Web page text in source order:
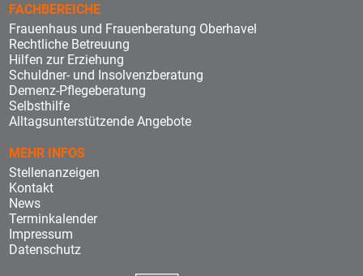
FACHBEREICHE
Frauenhaus und Frauenberatung Oberhavel
Rechtliche Betreuung
Hilfen zur Erziehung
Schuldner- und Insolvenzberatung
Demenz-Pflegeberatung
Selbsthilfe
Alltagsunterstützende Angebote
MEHR INFOS
Stellenanzeigen
Kontakt
News
Terminkalender
Impressum
Datenschutz